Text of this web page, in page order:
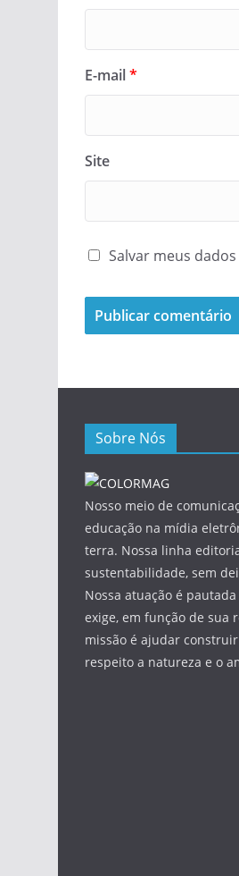
E-mail*
Site
Salvar meus
Sobre Nós
Nosso meio de
educação na mídia
terra. Nossa linha
sustentabilidade, sem
Nossa atuação é
exige, em função de sua
missão é ajudar
respeito a natureza e o